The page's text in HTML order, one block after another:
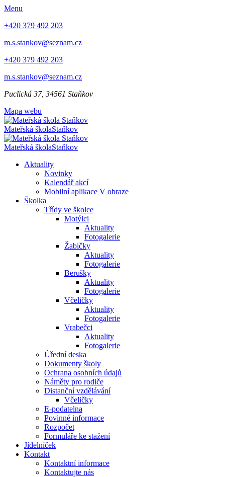
Menu
+420 379 492 203
m.s.stankov@seznam.cz
+420 379 492 203
m.s.stankov@seznam.cz
Puclická 37, 34561 Staňkov
Mapa webu
Mateřská školaStaňkov
Mateřská školaStaňkov
Aktuality
Novinky
Kalendář akcí
Mobilní aplikace V obraze
Školka
Třídy ve školce
Motýlci
Aktuality
Fotogalerie
Žabičky
Aktuality
Fotogalerie
Berušky
Aktuality
Fotogalerie
Včeličky
Aktuality
Fotogalerie
Vrabečci
Aktuality
Fotogalerie
Úřední deska
Dokumenty školy
Ochrana osobních údajů
Náměty pro rodiče
Distanční vzdělávání
Včeličky
E-podatelna
Povinné informace
Rozpočet
Formuláře ke stažení
Jídelníček
Kontakt
Kontaktní informace
Kontaktujte nás